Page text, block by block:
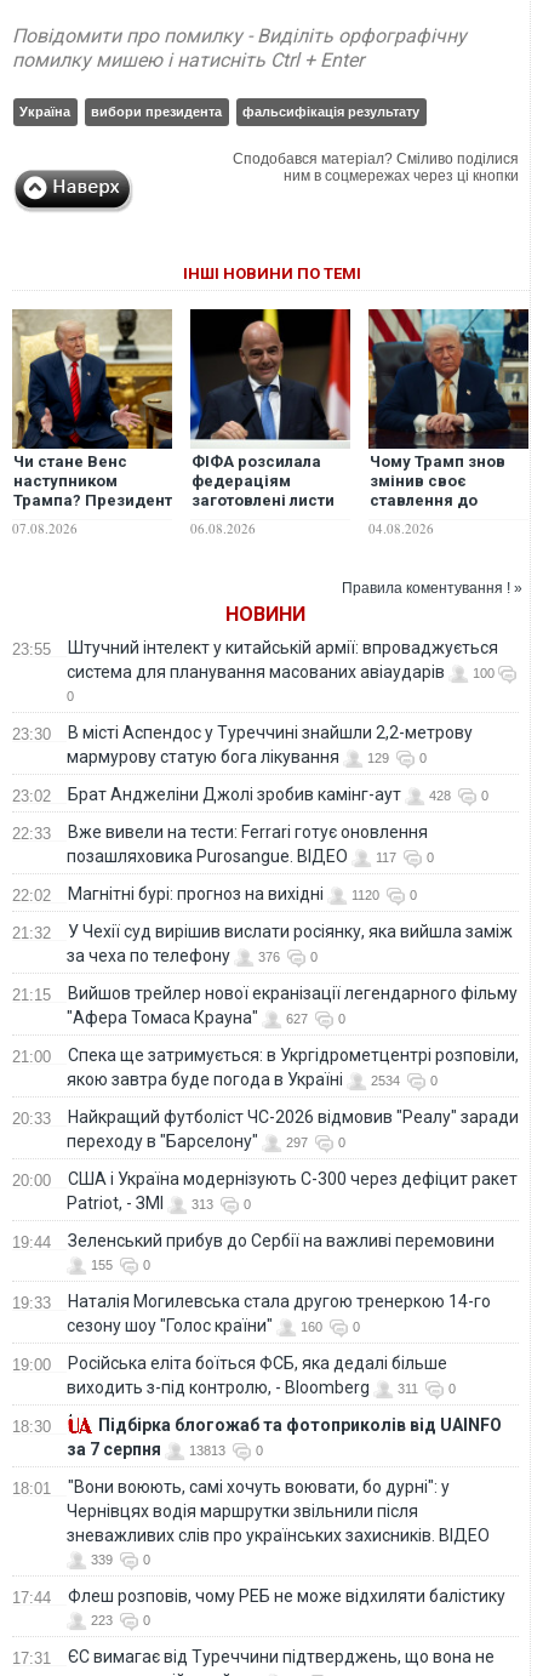
Повідомити про помилку - Виділіть орфографічну
помилку мишею і натисніть Ctrl + Enter
Україна вибори президента фальсифікація результату
Сподобався матеріал? Сміливо поділися
ним в соцмережах через ці кнопки
ІНШІ НОВИНИ ПО ТЕМІ
Чи стане Венс
наступником
Трампа? Президент
неочікуваною
07.08.2026
ФІФА розсилала
федераціям
заготовлені листи
переобрання
06.08.2026
Чому Трамп знов
змінив своє
ставлення до
04.08.2026
Правила коментування ! »
НОВИНИ
23:55
Штучний інтелект у китайській армії: впроваджується
система для планування масованих авіаударів
100
0
23:30
В місті Аспендос у Туреччині знайшли 2,2-метрову
мармурову статую бога лікування
129 0
23:02 Брат Анджеліни Джолі зробив камінг-аут 428 0
22:33
Вже вивели на тести: Ferrari готує оновлення
позашляховика Purosangue. ВІДЕО
117 0
22:02 Магнітні бурі: прогноз на вихідні 1120 0
21:32
У Чехії суд вирішив вислати росіянку, яка вийшла заміж
за чеха по телефону
376 0
21:15
Вийшов трейлер нової екранізації легендарного фільму
"Афера Томаса Крауна"
627 0
21:00
Спека ще затримується: в Укргідрометцентрі розповіли,
якою завтра буде погода в Україні
2534 0
20:33
Найкращий футболіст ЧС-2026 відмовив "Реалу" заради
переходу в "Барселону"
297 0
20:00
США і Україна модернізують С-300 через дефіцит ракет
Patriot, - ЗМІ
313 0
19:44 Зеленський прибув до Сербії на важливі перемовини
155 0
19:33
Наталія Могилевська стала другою тренеркою 14-го
сезону шоу "Голос країни"
160 0
19:00
Російська еліта боїться ФСБ, яка дедалі більше
виходить з-під контролю, - Bloomberg
311 0
18:30
Підбірка блогожаб та фотоприколів від UAINFO
за 7 серпня
13813 0
18:01
"Вони воюють, самі хочуть воювати, бо дурні": у
Чернівцях водія маршрутки звільнили після
зневажливих слів про українських захисників. ВІДЕО
339 0
17:44 Флеш розповів, чому РЕБ не може відхиляти балістику
223 0
17:31
ЄС вимагає від Туреччини підтверджень, що вона не